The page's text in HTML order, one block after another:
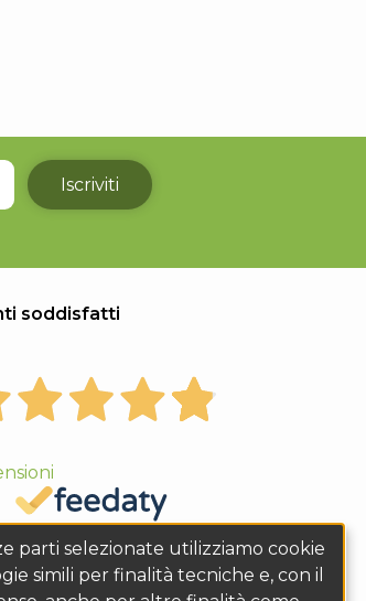
Iscriviti
soddisfatti
parti selezionate utilizziamo cookie
simili per finalità tecniche e, con il